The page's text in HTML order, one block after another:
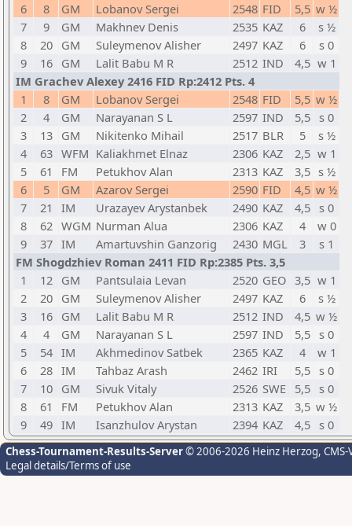
6
8 GM Lobanov Sergei 2548 FID 5,5 w ½
7
9 GM Makhnev Denis 2535 KAZ 6
s ½
8
20 GM Suleymenov Alisher 2497 KAZ 6
s 0
9
16 GM Lalit Babu M R 2512 IND 4,5 w 1
IM Grachev Alexey 2416 FID Rp:2412 Pts. 4
1
8 GM Lobanov Sergei 2548 FID 5,5 w ½
2
4 GM Narayanan S L 2597 IND 5,5
s 0
3
13 GM Nikitenko Mihail 2517 BLR 5
s ½
4
63 WFM Kaliakhmet Elnaz 2306 KAZ 2,5 w 1
5
61 FM Petukhov Alan 2313 KAZ 3,5 s ½
6
5 GM Azarov Sergei 2590 FID 4,5 w ½
7
21 IM Urazayev Arystanbek 2490 KAZ 4,5
s 0
8
62 WGM Nurman Alua 2306 KAZ 4
w 0
9
37 IM Amartuvshin Ganzorig 2430 MGL 3
s 1
FM Shogdzhiev Roman 2411 FID Rp:2385 Pts. 3,5
1
12 GM Pantsulaia Levan 2520 GEO 3,5 w 1
2
20 GM Suleymenov Alisher 2497 KAZ 6
s ½
3
16 GM Lalit Babu M R 2512 IND 4,5 w ½
4
4 GM Narayanan S L 2597 IND 5,5 s 0
5
54 IM Akhmedinov Satbek 2365 KAZ 4
w 1
6
28 IM Tahbaz Arash 2462 IRI 5,5 s 0
7
10 GM Sivuk Vitaly 2526 SWE 5,5
s 0
8
61 FM Petukhov Alan 2313 KAZ 3,5 w ½
9
49 IM Isanzhulov Arystan 2394 KAZ 4,5 s 0
Chess-Tournament-Results-Server© 2006-2026 Heinz Herzog,
Legal details/Terms of use